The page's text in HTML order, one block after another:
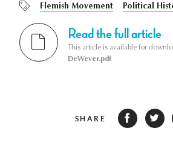
Flemish Movement Political
Read the full article
This article is available for
DeWever.pdf
SHARE